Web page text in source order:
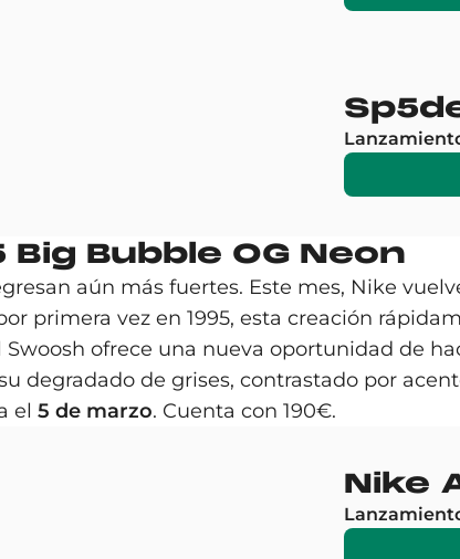
Bubble OG Neon
aún más fuertes. Este mes, Nike
primera vez en 1995, esta creación
ofrece una nueva oportunidad de
degradado de grises, contrastado por
el 5 de marzo. Cuenta con 190€.
Nike